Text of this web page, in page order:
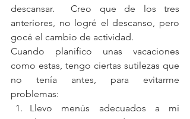
descansar.  Creo que de los tres
anteriores, no logré el descanso, pero
gocé el cambio de actividad.
Cuando planifico unas vacaciones
como estas, tengo ciertas sutilezas que
no tenía antes, para evitarme
problemas:
Llevo menús adecuados a mi